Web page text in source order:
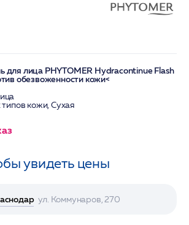
для лица PHYTOMER Hydracontinue Flash
обезвоженности кожи<
кожи, Сухая
увидеть цены
ул. Коммунаров, 270